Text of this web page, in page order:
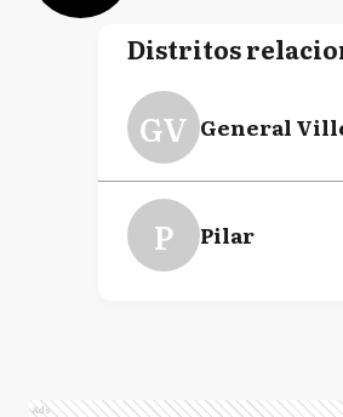
Distritos
GV General
P Pilar
Ads